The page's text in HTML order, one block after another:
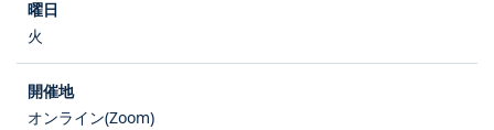
火
オンライン(Zoom)